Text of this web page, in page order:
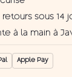
sous 14
à la main à
Apple Pay